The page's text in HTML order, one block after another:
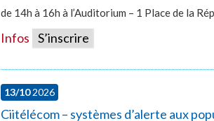
de 14h à 16h à l’Auditorium – 1 Place de la
Infos S’inscrire
13/102026
Ciitélécom – systèmes d’alerte aux